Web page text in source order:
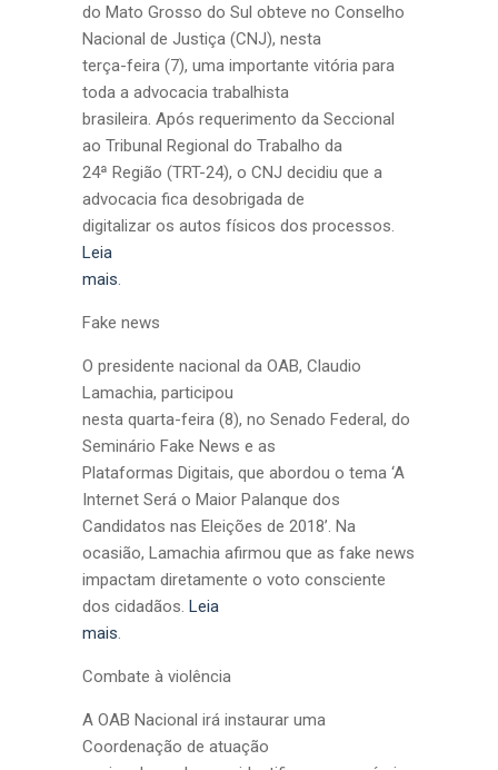
do Mato Grosso do Sul obteve no Conselho
Nacional de Justiça (CNJ), nesta
terça-feira (7), uma importante vitória para
toda a advocacia trabalhista
brasileira. Após requerimento da Seccional
ao Tribunal Regional do Trabalho da
24ª Região (TRT-24), o CNJ decidiu que a
advocacia fica desobrigada de
digitalizar os autos físicos dos processos.
Leia
mais.
Fake news
O presidente nacional da OAB, Claudio
Lamachia, participou
nesta quarta-feira (8), no Senado Federal, do
Seminário Fake News e as
Plataformas Digitais, que abordou o tema ‘A
Internet Será o Maior Palanque dos
Candidatos nas Eleições de 2018’. Na
ocasião, Lamachia afirmou que as fake news
impactam diretamente o voto consciente
dos cidadãos. Leia
mais.
Combate à violência
A OAB Nacional irá instaurar uma
Coordenação de atuação